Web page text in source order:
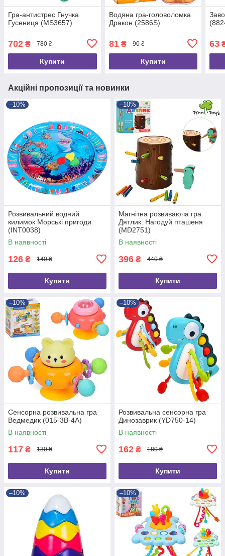
Гра-антистрес Гнучка
Гусениця (MS3657)
702 ₴ 780 ₴
Купити
Водяна гра-головоломка
Дракон (2586S)
81₴ 90 ₴
Купити
63
Акційні пропозиції та новинки
–10%
Розвивальний водний
килимок Морські пригоди
(INT0038)
В наявності
126 ₴ 140 ₴
Купити
–10%
Магнітна розвиваюча гра
Дятлик: Нагодуй пташеня
(MD2751)
В наявності
396 ₴ 440 ₴
Купити
–10%
Сенсорна розвивальна гра
Ведмедик (015-3B-4A)
В наявності
117 ₴ 130 ₴
Купити
–10%
Розвивальна сенсорна гра
Динозаврик (YD750-14)
В наявності
162 ₴ 180 ₴
Купити
–10% –10%